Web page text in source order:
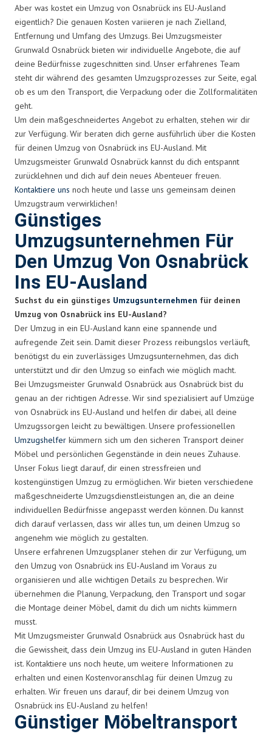
Aber was kostet ein Umzug von Osnabrück ins EU-Ausland
eigentlich? Die genauen Kosten variieren je nach Zielland,
Entfernung und Umfang des Umzugs. Bei Umzugsmeister
Grunwald Osnabrück bieten wir individuelle Angebote, die auf
deine Bedürfnisse zugeschnitten sind. Unser erfahrenes Team
steht dir während des gesamten Umzugsprozesses zur Seite, egal
ob es um den Transport, die Verpackung oder die Zollformalitäten
geht.
Um dein maßgeschneidertes Angebot zu erhalten, stehen wir dir
zur Verfügung. Wir beraten dich gerne ausführlich über die Kosten
für deinen Umzug von Osnabrück ins EU-Ausland. Mit
Umzugsmeister Grunwald Osnabrück kannst du dich entspannt
zurücklehnen und dich auf dein neues Abenteuer freuen.
Kontaktiere uns noch heute und lasse uns gemeinsam deinen
Umzugstraum verwirklichen!
Günstiges
Umzugsunternehmen Für
Den Umzug Von Osnabrück
Ins EU-Ausland
Suchst du ein günstiges Umzugsunternehmen für deinen
Umzug von Osnabrück ins EU-Ausland?
Der Umzug in ein EU-Ausland kann eine spannende und
aufregende Zeit sein. Damit dieser Prozess reibungslos verläuft,
benötigst du ein zuverlässiges Umzugsunternehmen, das dich
unterstützt und dir den Umzug so einfach wie möglich macht.
Bei Umzugsmeister Grunwald Osnabrück aus Osnabrück bist du
genau an der richtigen Adresse. Wir sind spezialisiert auf Umzüge
von Osnabrück ins EU-Ausland und helfen dir dabei, all deine
Umzugssorgen leicht zu bewältigen. Unsere professionellen
Umzugshelfer kümmern sich um den sicheren Transport deiner
Möbel und persönlichen Gegenstände in dein neues Zuhause.
Unser Fokus liegt darauf, dir einen stressfreien und
kostengünstigen Umzug zu ermöglichen. Wir bieten verschiedene
maßgeschneiderte Umzugsdienstleistungen an, die an deine
individuellen Bedürfnisse angepasst werden können. Du kannst
dich darauf verlassen, dass wir alles tun, um deinen Umzug so
angenehm wie möglich zu gestalten.
Unsere erfahrenen Umzugsplaner stehen dir zur Verfügung, um
den Umzug von Osnabrück ins EU-Ausland im Voraus zu
organisieren und alle wichtigen Details zu besprechen. Wir
übernehmen die Planung, Verpackung, den Transport und sogar
die Montage deiner Möbel, damit du dich um nichts kümmern
musst.
Mit Umzugsmeister Grunwald Osnabrück aus Osnabrück hast du
die Gewissheit, dass dein Umzug ins EU-Ausland in guten Händen
ist. Kontaktiere uns noch heute, um weitere Informationen zu
erhalten und einen Kostenvoranschlag für deinen Umzug zu
erhalten. Wir freuen uns darauf, dir bei deinem Umzug von
Osnabrück ins EU-Ausland zu helfen!
Günstiger Möbeltransport